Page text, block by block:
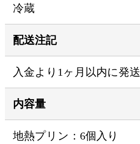
冷蔵
配送注記
入金より1ヶ月以内に発送
内容量
地熱プリン：6個入り